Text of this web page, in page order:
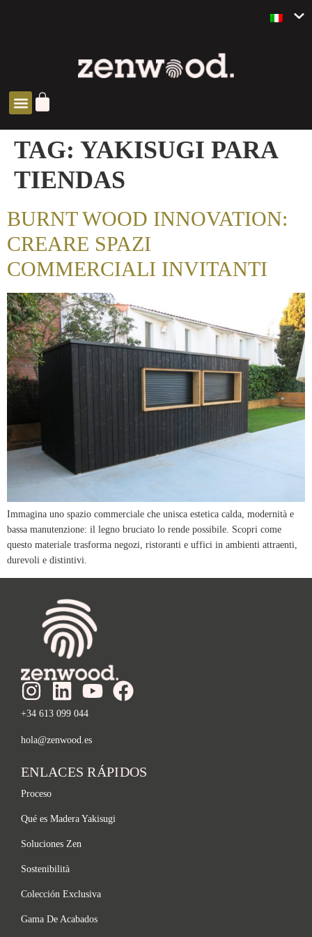
TAG: YAKISUGI PARA
TIENDAS
BURNT WOOD INNOVATION:
CREARE SPAZI
COMMERCIALI INVITANTI
Immagina uno spazio commerciale che unisca estetica calda, modernità e
bassa manutenzione: il legno bruciato lo rende possibile. Scopri come
questo materiale trasforma negozi, ristoranti e uffici in ambienti attraenti,
durevoli e distintivi.
+34 613 099 044
hola@zenwood.es
ENLACES RÁPIDOS
Proceso
Qué es Madera Yakisugi
Soluciones Zen
Sostenibilità
Colección Exclusiva
Gama De Acabados